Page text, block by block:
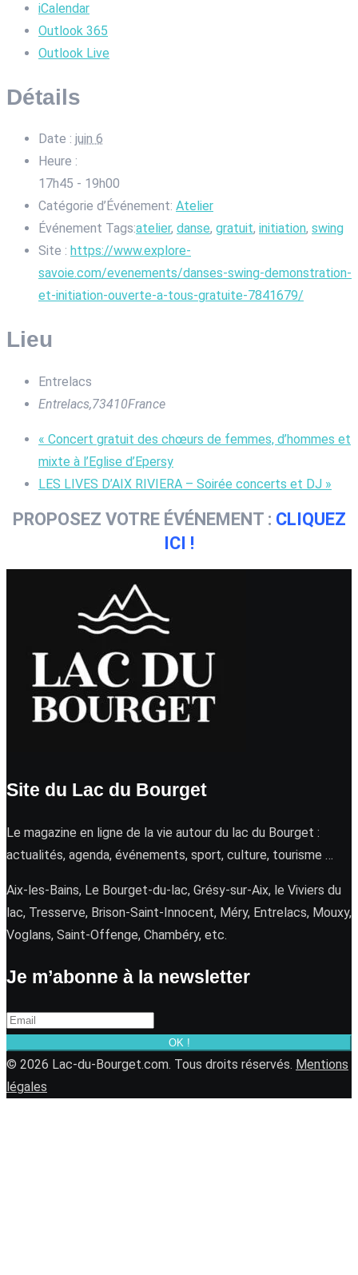
iCalendar
Outlook 365
Outlook Live
Détails
Date : juin 6
Heure :
17h45 - 19h00
Catégorie d’Événement: Atelier
Événement Tags:atelier, danse, gratuit, initiation, swing
Site : https://www.explore-
savoie.com/evenements/danses-swing-demonstration-
et-initiation-ouverte-a-tous-gratuite-7841679/
Lieu
Entrelacs
Entrelacs,73410France
« Concert gratuit des chœurs de femmes, d’hommes et
mixte à l’Eglise d’Epersy
LES LIVES D’AIX RIVIERA – Soirée concerts et DJ »
PROPOSEZ VOTRE ÉVÉNEMENT : CLIQUEZ
ICI !
Site du Lac du Bourget
Le magazine en ligne de la vie autour du lac du Bourget :
actualités, agenda, événements, sport, culture, tourisme …
Aix-les-Bains, Le Bourget-du-lac, Grésy-sur-Aix, le Viviers du
lac, Tresserve, Brison-Saint-Innocent, Méry, Entrelacs, Mouxy,
Voglans, Saint-Offenge, Chambéry, etc.
Je m’abonne à la newsletter
OK !
© 2026 Lac-du-Bourget.com. Tous droits réservés. Mentions
légales